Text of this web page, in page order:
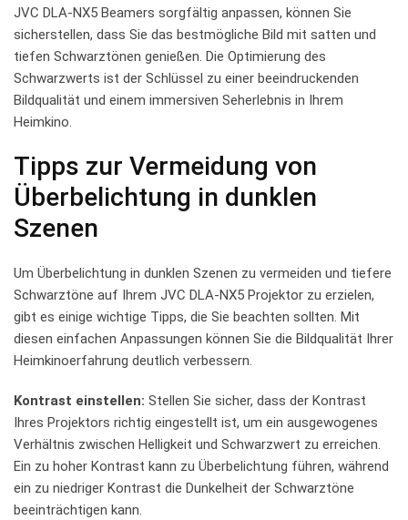
JVC‌ DLA-NX5 Beamers sorgfältig anpassen, können Sie
sicherstellen, dass Sie das bestmögliche Bild mit satten und
tiefen Schwarztönen genießen. ‍Die Optimierung ‌des
Schwarzwerts ist der Schlüssel zu einer beeindruckenden
Bildqualität und einem immersiven Seherlebnis in Ihrem‍
Heimkino.
Tipps‍ zur Vermeidung von⁤
Überbelichtung ⁤in dunklen⁤
Szenen
Um ‌Überbelichtung in dunklen Szenen zu vermeiden und tiefere
Schwarztöne auf⁣ Ihrem⁣ JVC DLA-NX5 Projektor zu ‍erzielen,
gibt es​ einige ⁤wichtige Tipps, die ‍Sie beachten sollten. ‍Mit
⁣diesen einfachen Anpassungen⁣ können Sie ⁢die Bildqualität Ihrer
Heimkinoerfahrung deutlich verbessern.
Kontrast‌ einstellen: Stellen Sie sicher, dass der Kontrast
Ihres Projektors richtig eingestellt ist, um ein ausgewogenes‌
Verhältnis zwischen Helligkeit und ⁤Schwarzwert‌ zu erreichen.
Ein zu hoher Kontrast kann zu ‌Überbelichtung führen, während
ein zu niedriger Kontrast die Dunkelheit der⁣ Schwarztöne
beeinträchtigen kann.